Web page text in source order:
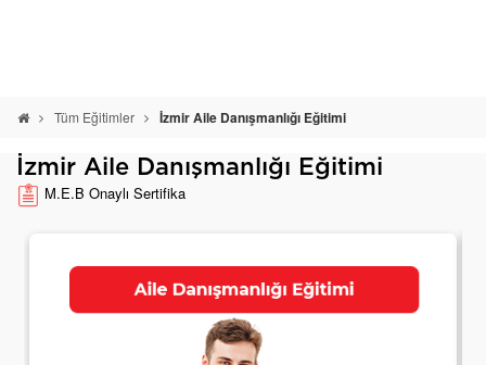
Tüm Eğitimler İzmir Aile Danışmanlığı Eğitimi
İzmir Aile Danışmanlığı Eğitimi
M.E.B Onaylı Sertifika